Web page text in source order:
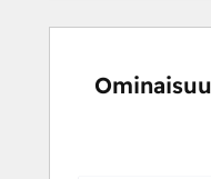
Ei
pitää